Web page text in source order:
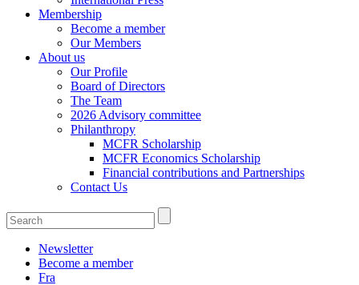
Membership
Become a member
Our Members
About us
Our Profile
Board of Directors
The Team
2026 Advisory committee
Philanthropy
MCFR Scholarship
MCFR Economics Scholarship
Financial contributions and Partnerships
Contact Us
Newsletter
Become a member
Fra